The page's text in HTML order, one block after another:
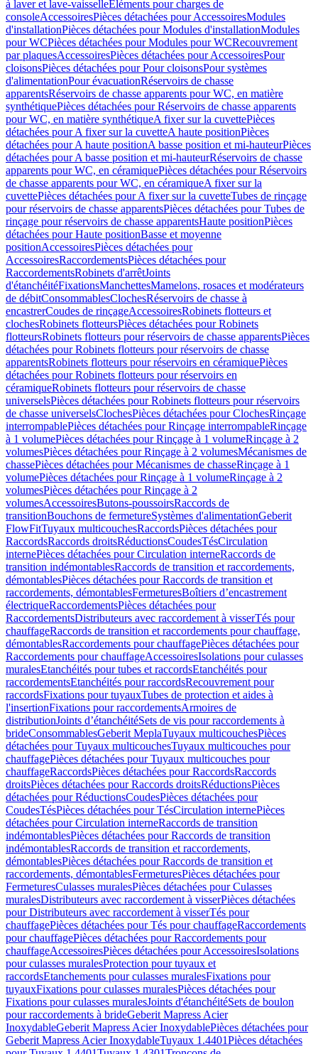
à laver et lave-vaisselleEléments pour charges de
consoleAccessoiresPièces détachées pour AccessoiresModules
d'installationPièces détachées pour Modules d'installationModules
pour WCPièces détachées pour Modules pour WCRecouvrement
par plaquesAccessoiresPièces détachées pour AccessoiresPour
cloisonsPièces détachées pour Pour cloisonsPour systèmes
d'alimentationPour évacuationRéservoirs de chasse
apparentsRéservoirs de chasse apparents pour WC, en matière
synthétiquePièces détachées pour Réservoirs de chasse apparents
pour WC, en matière synthétiqueA fixer sur la cuvettePièces
détachées pour A fixer sur la cuvetteA haute positionPièces
détachées pour A haute positionA basse position et mi-hauteurPièces
détachées pour A basse position et mi-hauteurRéservoirs de chasse
apparents pour WC, en céramiquePièces détachées pour Réservoirs
de chasse apparents pour WC, en céramiqueA fixer sur la
cuvettePièces détachées pour A fixer sur la cuvetteTubes de rinçage
pour réservoirs de chasse apparentsPièces détachées pour Tubes de
rinçage pour réservoirs de chasse apparentsHaute positionPièces
détachées pour Haute positionBasse et moyenne
positionAccessoiresPièces détachées pour
AccessoiresRaccordementsPièces détachées pour
RaccordementsRobinets d'arrêtJoints
d'étanchéitéFixationsManchettesMamelons, rosaces et modérateurs
de débitConsommablesClochesRéservoirs de chasse à
encastrerCoudes de rinçageAccessoiresRobinets flotteurs et
clochesRobinets flotteursPièces détachées pour Robinets
flotteursRobinets flotteurs pour réservoirs de chasse apparentsPièces
détachées pour Robinets flotteurs pour réservoirs de chasse
apparentsRobinets flotteurs pour réservoirs en céramiquePièces
détachées pour Robinets flotteurs pour réservoirs en
céramiqueRobinets flotteurs pour réservoirs de chasse
universelsPièces détachées pour Robinets flotteurs pour réservoirs
de chasse universelsClochesPièces détachées pour ClochesRinçage
interrompablePièces détachées pour Rinçage interrompableRinçage
à 1 volumePièces détachées pour Rinçage à 1 volumeRinçage à 2
volumesPièces détachées pour Rinçage à 2 volumesMécanismes de
chassePièces détachées pour Mécanismes de chasseRinçage à 1
volumePièces détachées pour Rinçage à 1 volumeRinçage à 2
volumesPièces détachées pour Rinçage à 2
volumesAccessoiresButons-poussoirsRaccords de
transitionBouchons de fermetureSystèmes d'alimentationGeberit
FlowFitTuyaux multicouchesRaccordsPièces détachées pour
RaccordsRaccords droitsRéductionsCoudesTésCirculation
internePièces détachées pour Circulation interneRaccords de
transition indémontablesRaccords de transition et raccordements,
démontablesPièces détachées pour Raccords de transition et
raccordements, démontablesFermeturesBoîtiers d’encastrement
électriqueRaccordementsPièces détachées pour
RaccordementsDistributeurs avec raccordement à visserTés pour
chauffageRaccords de transition et raccordements pour chauffage,
démontablesRaccordements pour chauffagePièces détachées pour
Raccordements pour chauffageAccessoiresIsolations pour culasses
muralesEtanchéités pour tubes et raccordsEtanchéités pour
raccordementsEtanchéités pour raccordsRecouvrement pour
raccordsFixations pour tuyauxTubes de protection et aides à
l'insertionFixations pour raccordementsArmoires de
distributionJoints d’étanchéitéSets de vis pour raccordements à
brideConsommablesGeberit MeplaTuyaux multicouchesPièces
détachées pour Tuyaux multicouchesTuyaux multicouches pour
chauffagePièces détachées pour Tuyaux multicouches pour
chauffageRaccordsPièces détachées pour RaccordsRaccords
droitsPièces détachées pour Raccords droitsRéductionsPièces
détachées pour RéductionsCoudesPièces détachées pour
CoudesTésPièces détachées pour TésCirculation internePièces
détachées pour Circulation interneRaccords de transition
indémontablesPièces détachées pour Raccords de transition
indémontablesRaccords de transition et raccordements,
démontablesPièces détachées pour Raccords de transition et
raccordements, démontablesFermeturesPièces détachées pour
FermeturesCulasses muralesPièces détachées pour Culasses
muralesDistributeurs avec raccordement à visserPièces détachées
pour Distributeurs avec raccordement à visserTés pour
chauffagePièces détachées pour Tés pour chauffageRaccordements
pour chauffagePièces détachées pour Raccordements pour
chauffageAccessoiresPièces détachées pour AccessoiresIsolations
pour culasses muralesProtection pour tuyaux et
raccordsEtanchements pour culasses muralesFixations pour
tuyauxFixations pour culasses muralesPièces détachées pour
Fixations pour culasses muralesJoints d'étanchéitéSets de boulon
pour raccordements à brideGeberit Mapress Acier
InoxydableGeberit Mapress Acier InoxydablePièces détachées pour
Geberit Mapress Acier InoxydableTuyaux 1.4401Pièces détachées